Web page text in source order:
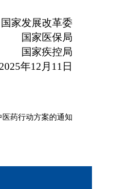
展改革委
保局
疾控局
年12月11日
药行动方案的通知